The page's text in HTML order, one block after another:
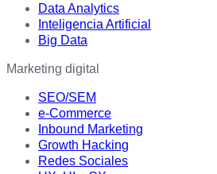
Data Analytics
Inteligencia Artificial
Big Data
Marketing digital
SEO/SEM
e-Commerce
Inbound Marketing
Growth Hacking
Redes Sociales